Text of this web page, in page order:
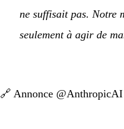
ne suffisait pas. Notre
seulement à agir de
🔗 Annonce @AnthropicAI